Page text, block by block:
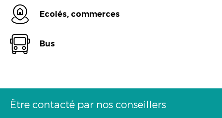
Ecolés, commerces
Bus
Être contacté par nos conseillers